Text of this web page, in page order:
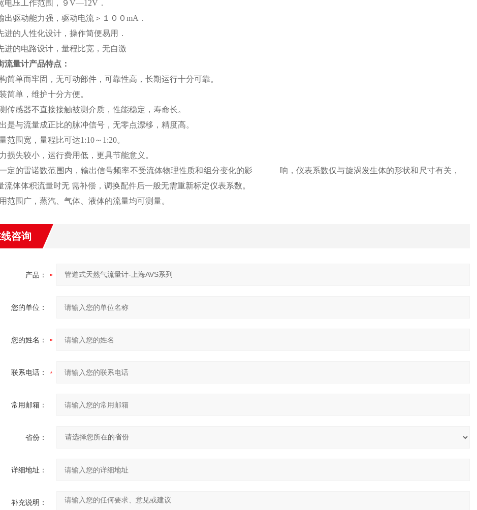
电压工作范围，９V—12V．
出驱动能力强，驱动电流＞１００mA．
进的人性化设计，操作简便易用．
进的电路设计，量程比宽，无自激
流量计产品特点：
构简单而牢固，无可动部件，可靠性高，长期运行十分可靠。
简单，维护十分方便。
传感器不直接接触被测介质，性能稳定，寿命长。
是与流量成正比的脉冲信号，无零点漂移，精度高。
范围宽，量程比可达1:10～1:20。
损失较小，运行费用低，更具节能意义。
一定的雷诺数范围内，输出信号频率不受流体物理性质和组分变化的影 响，仪表系数仅与旋涡发生体的形状和尺寸有关，
流体体积流量时无 需补偿，调换配件后一般无需重新标定仪表系数。
范围广，蒸汽、气体、液体的流量均可测量。
咨询
产品：
您的单位：
您的姓名：
联系电话：
常用邮箱：
省份：
详细地址：
补充说明：